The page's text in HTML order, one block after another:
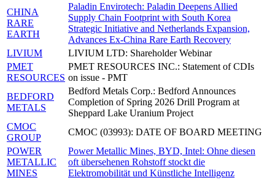
CHINA
RARE
EARTH
Paladin Envirotech: Paladin Deepens Allied
Supply Chain Footprint with South Korea
Strategic Initiative and Netherlands Expansion,
Advances Ex-China Rare Earth Recovery
LIVIUM
LIVIUM LTD: Shareholder Webinar
PMET
RESOURCES
PMET RESOURCES INC.: Statement of CDIs
on issue - PMT
BEDFORD
METALS
Bedford Metals Corp.: Bedford Announces
Completion of Spring 2026 Drill Program at
Sheppard Lake Uranium Project
CMOC
GROUP
CMOC (03993): DATE OF BOARD MEETING
POWER
METALLIC
MINES
Power Metallic Mines, BYD, Intel: Ohne diesen
oft übersehenen Rohstoff stockt die
Elektromobilität und Künstliche Intelligenz